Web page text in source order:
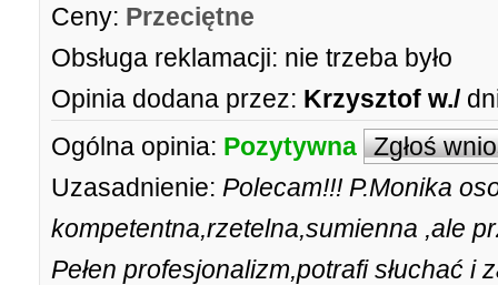
Ceny: Przeciętne
Obsługa reklamacji: nie trzeba było
Opinia dodana przez: Krzysztof w./
Ogólna opinia: Pozytywna Zgłoś
Uzasadnienie: Polecam!!! P.Monika
kompetentna,rzetelna,sumienna ,ale
Pełen profesjonalizm,potrafi słuchać i